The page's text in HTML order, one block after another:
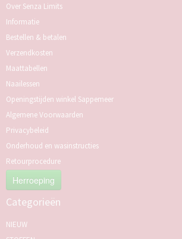
Over Senza Limits
Informatie
Bestellen & betalen
Verzendkosten
Maattabellen
Naailessen
Openingstijden winkel Sappemeer
Algemene Voorwaarden
Privacybeleid
Onderhoud en wasinstructies
Retourprocedure
Herroeping
Categorieën
NIEUW